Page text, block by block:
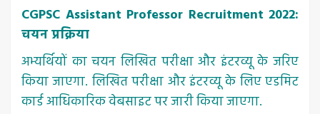
CGPSC Assistant Professor Recruitment 2022:
चयन प्रक्रिया
अभ्यर्थियों का चयन लिखित परीक्षा और इंटरव्यू के जरिए
किया जाएगा. लिखित परीक्षा और इंटरव्यू के लिए एडमिट
कार्ड आधिकारिक वेबसाइट पर जारी किया जाएगा.